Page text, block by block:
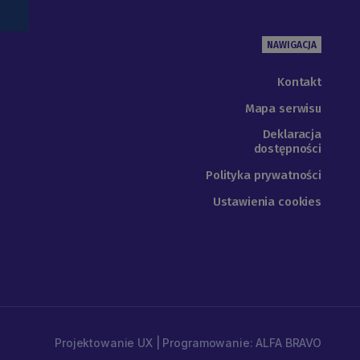
NAWIGACJA
Kontakt
Mapa serwisu
Deklaracja
dostępności
Polityka prywatności
Ustawienia cookies
Projektowanie UX | Programowanie: ALFA BRAVO